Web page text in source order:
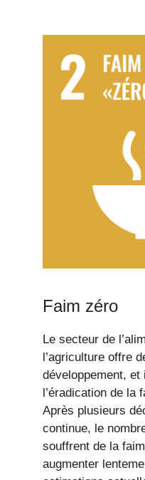
Faim zéro
Le secteur de
l’agriculture offre
développement,
l’éradication de la
Après plusieurs
continue, le
souffrent de la
augmenter